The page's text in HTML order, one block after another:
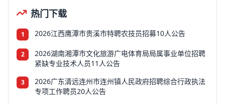
热门下载
1 2026江西鹰潭市贵溪市特聘农技员招募10人公告
2
2026湖南湘潭市文化旅游广电体育局局属事业单位招聘
紧缺专业技术人员11人公告
3
2026广东清远连州市连州镇人民政府招聘综合行政执法
专项工作聘员20人公告